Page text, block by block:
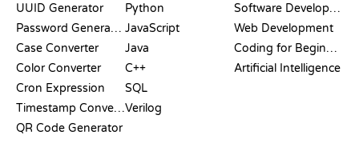
UUID Generator
Password Generator
Case Converter
Color Converter
Cron Expression
Timestamp Converter
QR Code Generator
Python
JavaScript
Java
C++
SQL
Verilog
Software Development
Web Development
Coding for Beginners
Artificial Intelligence